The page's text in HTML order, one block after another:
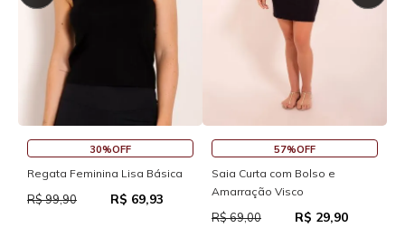
30%OFF
Regata Feminina Lisa Básica
R$ 99,90 R$ 69,93
57%OFF
Saia Curta com Bolso e
Amarração Visco
R$ 69,00 R$ 29,90